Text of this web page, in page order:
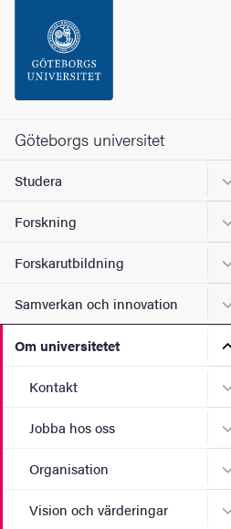
Sidfoten
Om webbplatsen
Göteborgs universitet
Studera
Forskning
Forskarutbildning
Samverkan och innovation
Om universitetet
Kontakt
Jobba hos oss
Organisation
Vision och värderingar